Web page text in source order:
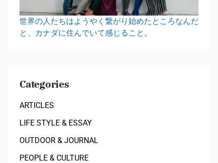
世界の人たちはようやく繋がり始めたところなんだ
と、カナダに住んでいて感じること。
Categories
ARTICLES
LIFE STYLE & ESSAY
OUTDOOR & JOURNAL
PEOPLE & CULTURE